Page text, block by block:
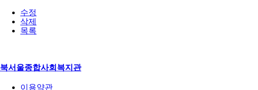
수정
삭제
목록
북서울종합사회복지관
이용약관